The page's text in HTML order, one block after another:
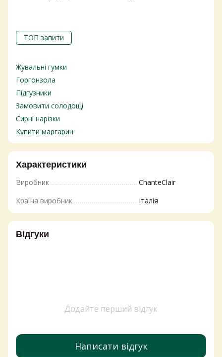
ТОП запити
Жувальні гумки
Горгонзола
Підгузники
Замовити солодощі
Сирні нарізки
Купити маргарин
Маслини
Сир тофу купити
Купити сирні снеки
Засоби для миття посуду
Варення джем повидло
Засоби захисту від сонця
Ціна сиру фета
Замовити шоколад
Купити горішки
Характеристики
Виробник
ChanteClair
Країна виробник
Італія
Відгуки
Додайте перший відгук
Написати відгук